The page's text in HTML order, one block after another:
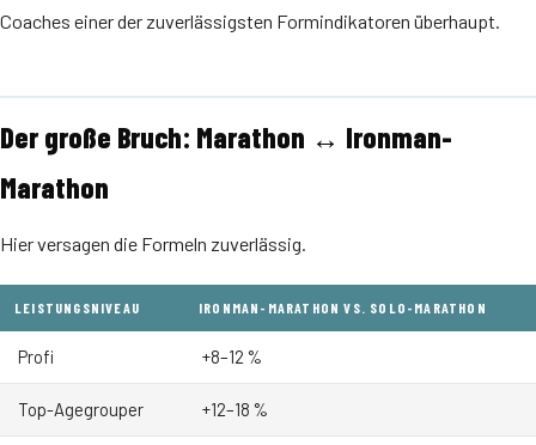
Coaches einer der zuverlässigsten Formindikatoren überhaupt.
Der große Bruch: Marathon ↔ Ironman-
Marathon
Hier versagen die Formeln zuverlässig.
LEISTUNGSNIVEAU IRONMAN-MARATHON VS. SOLO-MARATHON
Profi +8–12 %
Top-Agegrouper +12–18 %